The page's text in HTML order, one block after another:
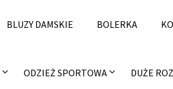
BLUZY DAMSKIE BOLERKA
ODZIEŻ SPORTOWA DUŻE